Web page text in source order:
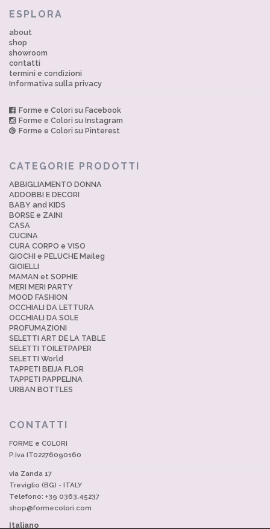
ESPLORA
about
shop
showroom
contatti
termini e condizioni
Informativa sulla privacy
Forme e Colori su Facebook
Forme e Colori su Instagram
Forme e Colori su Pinterest
CATEGORIE PRODOTTI
ABBIGLIAMENTO DONNA
ADDOBBI E DECORI
BABY and KIDS
BORSE e ZAINI
CASA
CUCINA
CURA CORPO e VISO
GIOCHI e PELUCHE Maileg
GIOIELLI
MAMAN et SOPHIE
MERI MERI PARTY
MOOD FASHION
OCCHIALI DA LETTURA
OCCHIALI DA SOLE
PROFUMAZIONI
SELETTI ART DE LA TABLE
SELETTI TOILETPAPER
SELETTI World
TAPPETI BEIJA FLOR
TAPPETI PAPPELINA
URBAN BOTTLES
CONTATTI
FORME e COLORI
P.Iva IT02276090160
via Zanda 17
Treviglio (BG) - ITALY
Telefono: +39 0363.45237
shop@formecolori.com
Italiano